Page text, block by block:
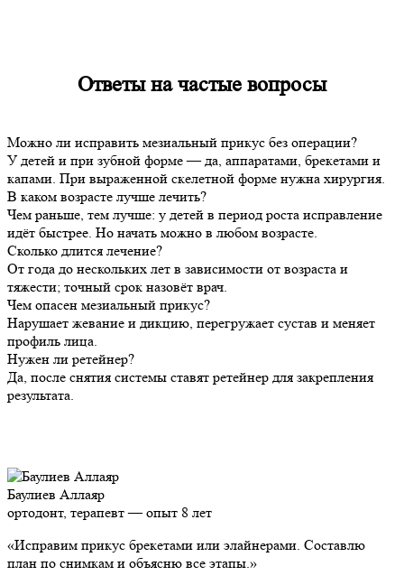
Ответы начастые вопросы
Можно ли исправить мезиальный прикус без операции?
У детей и при зубной форме — да, аппаратами, брекетами и
капами. При выраженной скелетной форме нужна хирургия.
В каком возрасте лучше лечить?
Чем раньше, тем лучше: у детей в период роста исправление
идёт быстрее. Но начать можно в любом возрасте.
Сколько длится лечение?
От года до нескольких лет в зависимости от возраста и
тяжести; точный срок назовёт врач.
Чем опасен мезиальный прикус?
Нарушает жевание и дикцию, перегружает сустав и меняет
профиль лица.
Нужен ли ретейнер?
Да, после снятия системы ставят ретейнер для закрепления
результата.
Баулиев Аллаяр
ортодонт, терапевт — опыт 8 лет
«Исправим прикус брекетами или элайнерами. Составлю
план по снимкам и объясню все этапы.»